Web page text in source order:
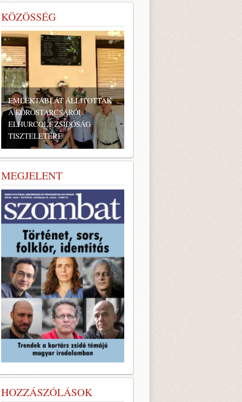
KÖZÖSSÉG
EMLÉKTÁBLÁT ÁLLÍTOTTAK
A KÖRÖSTARCSÁRÓL
ELHURCOLT ZSIDÓSÁG
TISZTELETÉRE
MEGJELENT
HOZZÁSZÓLÁSOK